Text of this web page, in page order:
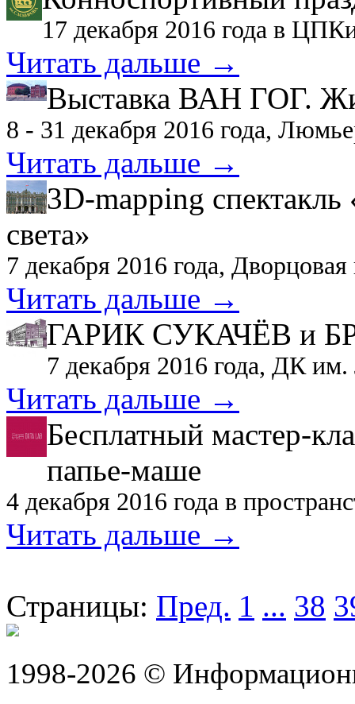
17 декабря 2016 года в
Читать дальше →
Выставка ВАН ГОГ.
8 - 31 декабря 2016 года,
Читать дальше →
3D-mapping
света»
7 декабря 2016 года,
Читать дальше →
ГАРИК СУКАЧЁВ и
7 декабря 2016 года, ДК им.
Читать дальше →
Бесплатный мастер-
папье-маше
4 декабря 2016 года в
Читать дальше →
Страницы: Пред. 1 ... 38
1998-2026 ©